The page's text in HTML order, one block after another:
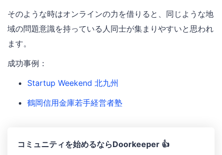
そのような時はオンラインの力を借りると、同じような地
域の問題意識を持っている人同士が集まりやすいと思われ
ます。
成功事例：
Startup Weekend 北九州
鶴岡信用金庫若手経営者塾
コミュニティを始めるならDoorkeeper 👍